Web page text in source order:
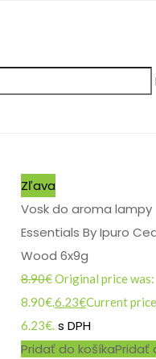
Zľava
Vosk do aroma lampy
Essentials By Ipuro
Wood 6x9g
8.90€Original price was:
8.90€.6.23€Current
6.23€. s DPH
Pridať do košíkaPridať